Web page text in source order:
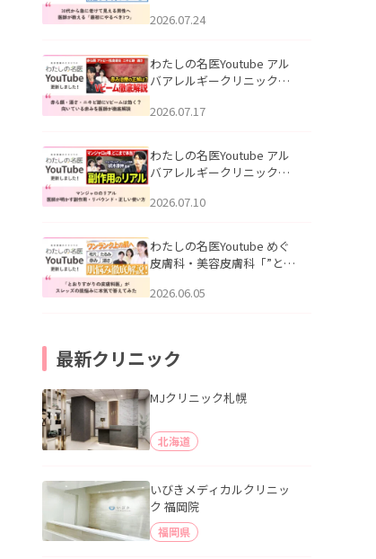
える男性へ｜医師が教える
公開いたしました。
2026.07.24
わたしの名医Youtube アル
バアレルギークリニック札
跡にVビームは効く？向いて
説」を公開いたしました。
2026.07.17
わたしの名医Youtube アル
バアレルギークリニック札
医師が明かす副作用・リバ
公開いたしました。
2026.07.10
わたしの名医Youtube めぐ
皮膚科・美容皮膚科「”とお
ッズの肌悩みに本気で答え
2026.06.05
最新クリニック
MJクリニック札幌
北海道
いびきメディカルクリニッ
ク 福岡院
福岡県